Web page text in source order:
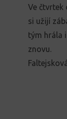
Ve čtvrtek
si užijí
tým hrála
znovu.